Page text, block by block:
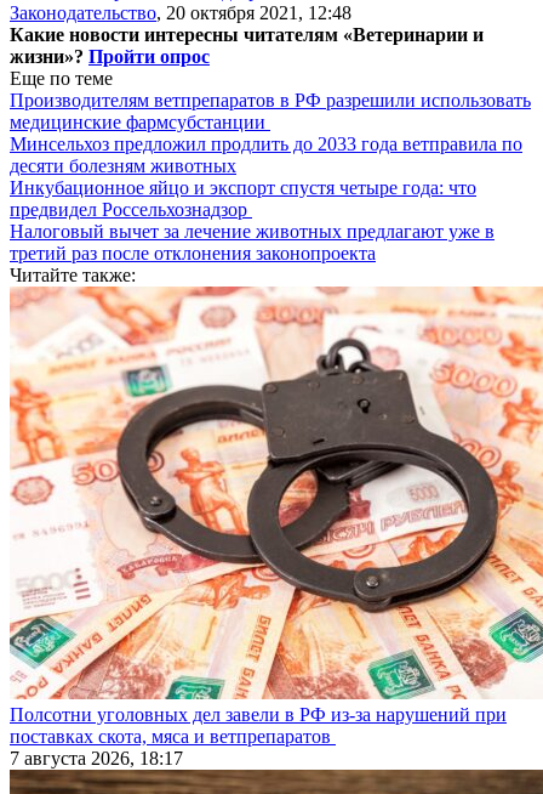
Законодательство, 20 октября 2021, 12:48
Какие новости интересны читателям «Ветеринарии и
жизни»? Пройти опрос
Еще по теме
Производителям ветпрепаратов в РФ разрешили использовать
медицинские фармсубстанции
Минсельхоз предложил продлить до 2033 года ветправила по
десяти болезням животных
Инкубационное яйцо и экспорт спустя четыре года: что
предвидел Россельхознадзор
Налоговый вычет за лечение животных предлагают уже в
третий раз после отклонения законопроекта
Читайте также:
Полсотни уголовных дел завели в РФ из-за нарушений при
поставках скота, мяса и ветпрепаратов
7 августа 2026, 18:17